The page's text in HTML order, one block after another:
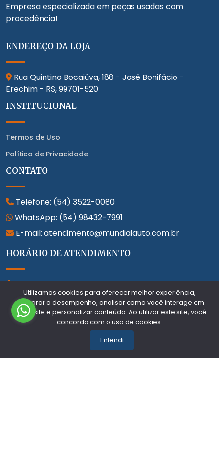
Empresa especializada em peças usadas com
procedência!
ENDEREÇO DA LOJA
Rua Quintino Bocaiúva, 188 - José Bonifácio -
Erechim - RS,99701-520
INSTITUCIONAL
Termos de Uso
Política de Privacidade
CONTATO
Telefone: (54) 3522-0080
WhatsApp: (54) 98432-7991
E-mail: atendimento@mundialauto.com.br
HORÁRIO DE ATENDIMENTO
segunda a sexta das 8hs as 18hs
ACOMPANHE NAS REDES
Utilizamos cookies para oferecer melhor experiência,
melhorar o desempenho, analisar como você interage em
nosso site e personalizar conteúdo. Ao utilizar este site, você
concorda com o uso de cookies.
Entendi